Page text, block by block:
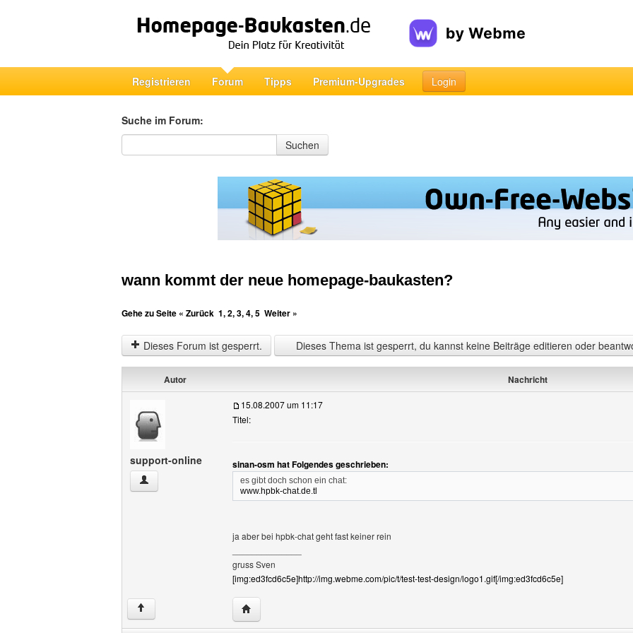
Registrieren Forum Tipps Premium-Upgrades Login
Suche im Forum:
Suche im Forum
Suchen
wann kommt der neue homepage-baukasten?
Gehe zu Seite « Zurück 1,2,3,4,5 Weiter »
Dieses Forum ist gesperrt. Dieses Thema ist gesperrt, du kannst keine Beiträge editieren oder
Autor Nachricht
support-online
support-online Benutzer-Profile anzeigen
15.08.2007 um 11:17
Titel:
sinan-osm hat Folgendes geschrieben:
es gibt doch schon ein chat:
www.hpbk-chat.de.tl
ja aber bei hpbk-chat geht fast keiner rein
gruss Sven
[img:ed3fcd6c5e]http://img.webme.com/pic/t/test-test-design/logo1.gif[/img:ed3fcd6c5e]
↑ Website dieses Benutzers besuchen: support-online